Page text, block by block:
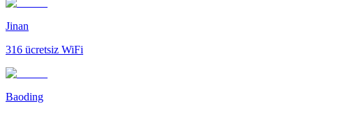
Jinan
316 ücretsiz WiFi
Baoding